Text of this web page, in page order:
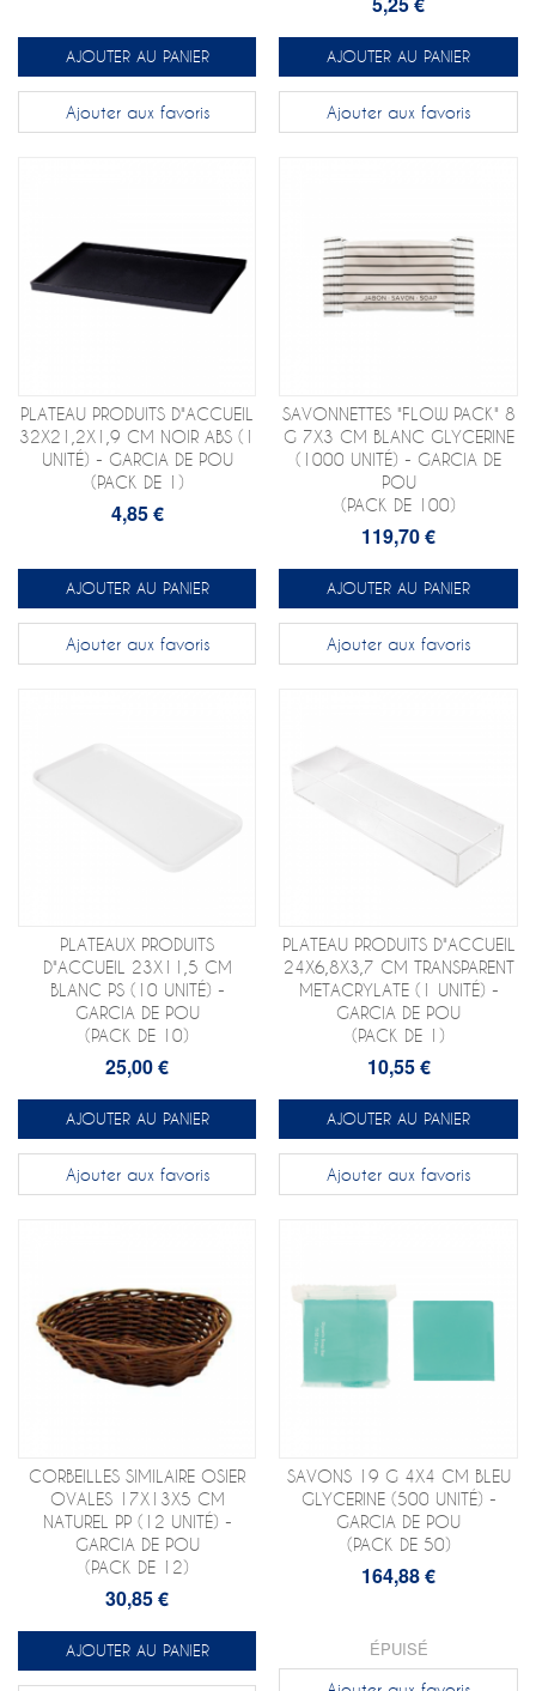
AJOUTER AU PANIER
Ajouter aux favoris
AJOUTER AU PANIER
Ajouter aux favoris
PLATEAU PRODUITS D"ACCUEIL
32X21,2X1,9 CM NOIR ABS (1
UNITÉ) - GARCIA DE POU
(PACK DE 1)
4,85 €
AJOUTER AU PANIER
Ajouter aux favoris
SAVONNETTES "FLOW PACK" 8
G 7X3 CM BLANC GLYCERINE
(1000 UNITÉ) - GARCIA DE
POU
(PACK DE 100)
119,70 €
AJOUTER AU PANIER
Ajouter aux favoris
PLATEAUX PRODUITS
D"ACCUEIL 23X11,5 CM
BLANC PS (10 UNITÉ) -
GARCIA DE POU
(PACK DE 10)
25,00 €
AJOUTER AU PANIER
Ajouter aux favoris
PLATEAU PRODUITS D"ACCUEIL
24X6,8X3,7 CM TRANSPARENT
METACRYLATE (1 UNITÉ) -
GARCIA DE POU
(PACK DE 1)
10,55 €
AJOUTER AU PANIER
Ajouter aux favoris
CORBEILLES SIMILAIRE OSIER
OVALES 17X13X5 CM
NATUREL PP (12 UNITÉ) -
GARCIA DE POU
(PACK DE 12)
30,85 €
AJOUTER AU PANIER
SAVONS 19 G 4X4 CM BLEU
GLYCERINE (500 UNITÉ) -
GARCIA DE POU
(PACK DE 50)
164,88 €
ÉPUISÉ